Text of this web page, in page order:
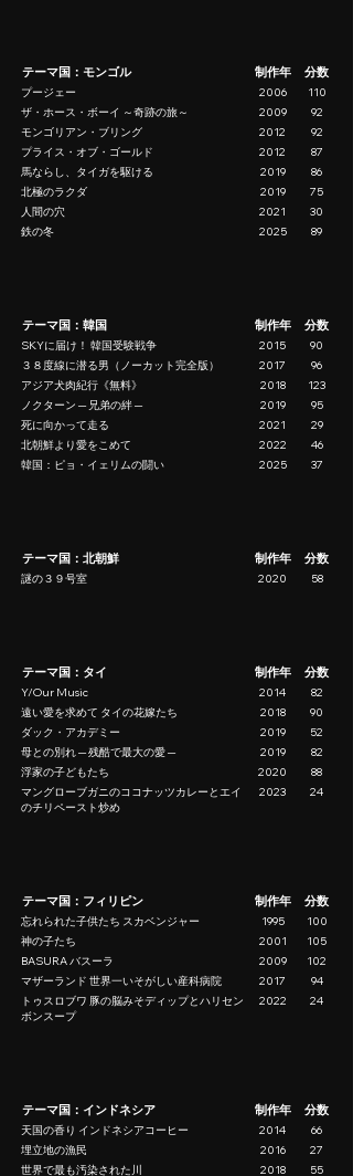
テーマ国：モンゴル 制作年 分数
プージェー 2006
110
ザ・ホース・ボーイ ～奇跡の旅～
2009
92
モンゴリアン・ブリング
2012
92
プライス・オブ・ゴールド
2012
87
馬ならし、タイガを駆ける
2019
86
北極のラクダ
2019
75
人間の穴
2021
30
鉄の冬
2025 89
テーマ国：韓国 制作年 分数
SKYに届け！ 韓国受験戦争 2015
90
３８度線に潜る男（ノーカット完全版）
2017
96
アジア犬肉紀行《無料》
2018
123
ノクターン ─ 兄弟の絆 ─
2019
95
死に向かって走る
2021
29
北朝鮮より愛をこめて
2022
46
韓国：ピョ・イェリムの闘い
2025 37
テーマ国：北朝鮮 制作年 分数
謎の３９号室 2020 58
テーマ国：タイ 制作年 分数
Y/Our Music 2014
82
遠い愛を求めて タイの花嫁たち
2018
90
ダック・アカデミー
2019
52
母との別れ ─ 残酷で最大の愛 ─
2019
82
浮家の子どもたち
2020
88
マングローブガニのココナッツカレーとエイ
のチリペースト炒め
2023 24
テーマ国：フィリピン 制作年 分数
忘れられた子供たち スカベンジャー 1995
100
神の子たち
2001
105
BASURA バスーラ
2009
102
マザーランド 世界一いそがしい産科病院
2017
94
トゥスロブワ 豚の脳みそディップとハリセン
ボンスープ
2022 24
テーマ国：インドネシア 制作年 分数
天国の香り インドネシアコーヒー 2014
66
埋立地の漁民
2016
27
世界で最も汚染された川
2018 55